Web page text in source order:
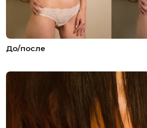
До/после